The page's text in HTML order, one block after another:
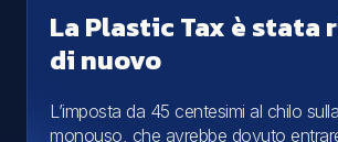
La Plastic Tax è stata
di nuovo
L’imposta da 45 centesimi al chilo
monouso, che avrebbe dovuto